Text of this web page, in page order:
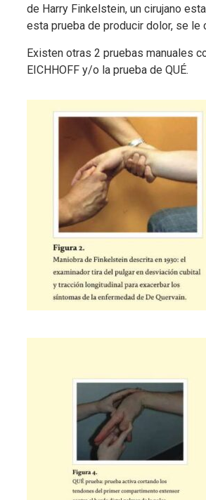
de Harry Finkelstein, un cirujano
esta prueba de producir dolor, se le
Existen otras 2 pruebas manuales
EICHHOFF y/o la prueba de QUÉ.